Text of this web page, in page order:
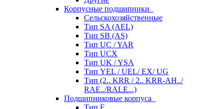
Корпусные подшипники
Сельскохозяйственные
Тип SA (AEL)
Тип SB (AS)
Тип UC / YAR
Тип UCX
Тип UK / YSA
Тип YEL / UEL/ EX/ UG
Тип (2.. KRR / 2.. KRR-AH../
RAE../RALE...)
Подшипниковые корпуса
Тип F